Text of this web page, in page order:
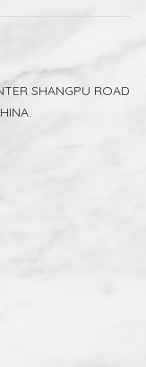
SHANGPU ROAD